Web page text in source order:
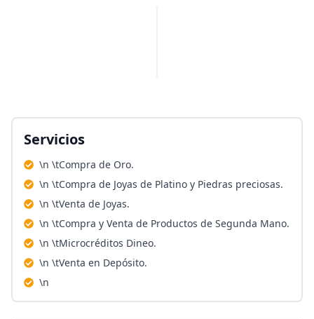
Servicios
\n \tCompra de Oro.
\n \tCompra de Joyas de Platino y Piedras preciosas.
\n \tVenta de Joyas.
\n \tCompra y Venta de Productos de Segunda Mano.
\n \tMicrocréditos Dineo.
\n \tVenta en Depósito.
\n